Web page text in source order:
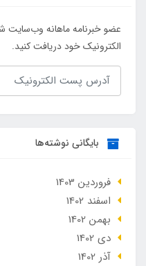
عضو خبرنامه ماهانه وب‌سایت
الکترونیک خود دریافت کنید.
بایگانی نوشته‌ها
فروردین 1403
اسفند 1402
بهمن 1402
دی 1402
آذر 1402